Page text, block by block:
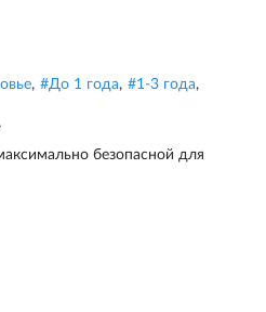
, #До 1 года, #1-3 года,
безопасной для